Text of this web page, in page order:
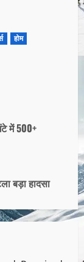
होम
में 500+
बड़ा हादसा